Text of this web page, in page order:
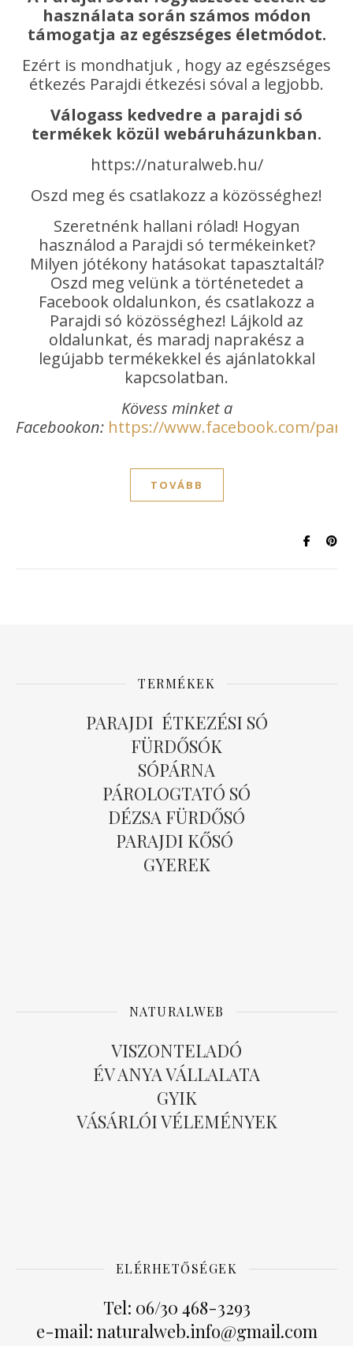
használata során számos módon
támogatja az egészséges életmódot.
Ezért is mondhatjuk , hogy az egészséges
étkezés Parajdi étkezési sóval a legjobb.
Válogass kedvedre a parajdi só
termékek közül webáruházunkban.
https://naturalweb.hu/
Oszd meg és csatlakozz a közösséghez!
Szeretnénk hallani rólad! Hogyan
használod a Parajdi só termékeinket?
Milyen jótékony hatásokat tapasztaltál?
Oszd meg velünk a történetedet a
Facebook oldalunkon, és csatlakozz a
Parajdi só közösséghez! Lájkold az
oldalunkat, és maradj naprakész a
legújabb termékekkel és ajánlatokkal
kapcsolatban.
Kövess minket a
Facebookon: https://www.facebook.com/
TOVÁBB
TERMÉKEK
PARAJDI ÉTKEZÉSI SÓ
FÜRDŐSÓK
SÓPÁRNA
PÁROLOGTATÓ SÓ
DÉZSA FÜRDŐSÓ
PARAJDI KŐSÓ
GYEREK
NATURALWEB
VISZONTELADÓ
ÉV ANYA VÁLLALATA
GYIK
VÁSÁRLÓI VÉLEMÉNYEK
ELÉRHETŐSÉGEK
Tel: 06/30 468-3293
e-mail: naturalweb.info@gmail.com